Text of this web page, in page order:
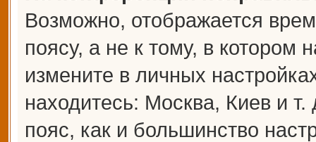
Возможно, отображается
поясу, а не к тому, в котором
измените в личных
находитесь: Москва, Киев и
пояс, как и большинство